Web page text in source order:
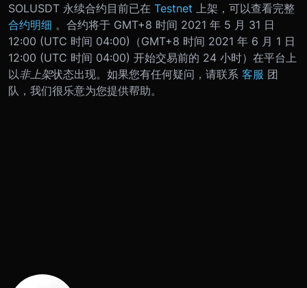
SOLUSDT 永续合约目前已在 Testnet 上架，可以查看完整
合约明细 。 合约将于 GMT+8 时间 2021 年 5 月 31 日
12:00 (UTC 时间 04:00)（GMT+8 时间 2021 年 6 月 1 日
12:00 (UTC 时间 04:00) 开始交易前的 24 小时）在平台上
以非上架状态出现。 如果您有任何疑问，请联系 客服 团
队，我们很乐意为您提供帮助。